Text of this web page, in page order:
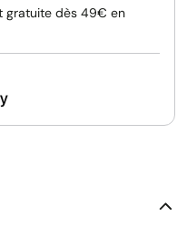
gratuite dès 49€ en